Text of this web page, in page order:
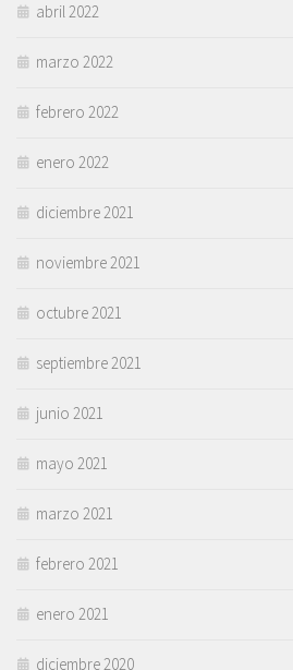
abril 2022
marzo 2022
febrero 2022
enero 2022
diciembre 2021
noviembre 2021
octubre 2021
septiembre 2021
junio 2021
mayo 2021
marzo 2021
febrero 2021
enero 2021
diciembre 2020